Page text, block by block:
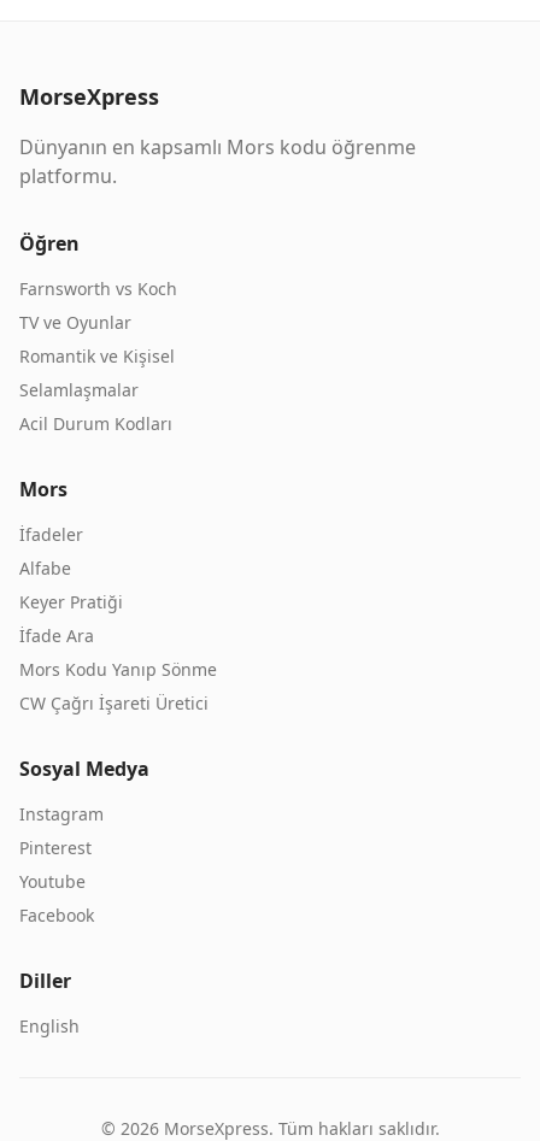
MorseXpress
Dünyanın en kapsamlı Mors kodu öğrenme
platformu.
Öğren
Farnsworth vs Koch
TV ve Oyunlar
Romantik ve Kişisel
Selamlaşmalar
Acil Durum Kodları
Mors
İfadeler
Alfabe
Keyer Pratiği
İfade Ara
Mors Kodu Yanıp Sönme
CW Çağrı İşareti Üretici
Sosyal Medya
Instagram
Pinterest
Youtube
Facebook
Diller
English
© 2026MorseXpress. Tüm hakları saklıdır.